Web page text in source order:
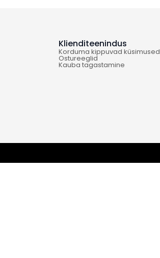
Klienditeenindus
Korduma kippuvad küsimused
Ostu­reeglid
Kauba tagastamine